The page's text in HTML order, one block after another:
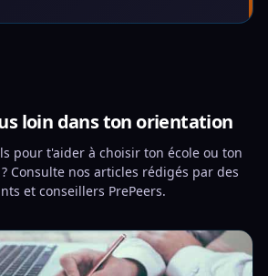
loin dans ton orientation
pour t'aider à choisir ton école ou ton
Consulte nos articles rédigés par des
et conseillers PrePeers.